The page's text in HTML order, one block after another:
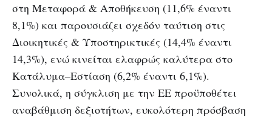
στη Μεταφορά & Αποθήκευση (11,6% έναντι
8,1%) και παρουσιάζει σχεδόν ταύτιση στις
Διοικητικές & Υποστηρικτικές (14,4% έναντι
14,3%), ενώ κινείται ελαφρώς καλύτερα στο
Κατάλυμα–Εστίαση (6,2% έναντι 6,1%).
Συνολικά, η σύγκλιση με την ΕΕ προϋποθέτει
αναβάθμιση δεξιοτήτων, ευκολότερη πρόσβαση